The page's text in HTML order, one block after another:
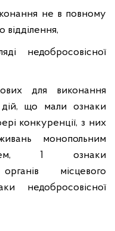
не в повному
відділення,
недобросовісної
для виконання
дій, що мали ознаки
конкуренції, з них
монопольним
1 ознаки
місцевого
недобросовісної